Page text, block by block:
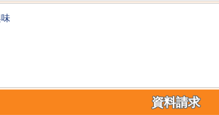
資料請求